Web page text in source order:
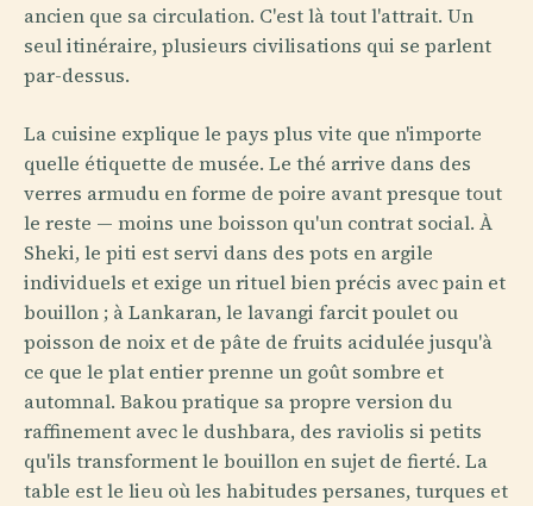
ancien que sa circulation. C'est là tout l'attrait. Un
seul itinéraire, plusieurs civilisations qui se parlent
par-dessus.
La cuisine explique le pays plus vite que n'importe
quelle étiquette de musée. Le thé arrive dans des
verres armudu en forme de poire avant presque tout
le reste — moins une boisson qu'un contrat social. À
Sheki, le piti est servi dans des pots en argile
individuels et exige un rituel bien précis avec pain et
bouillon ; à Lankaran, le lavangi farcit poulet ou
poisson de noix et de pâte de fruits acidulée jusqu'à
ce que le plat entier prenne un goût sombre et
automnal. Bakou pratique sa propre version du
raffinement avec le dushbara, des raviolis si petits
qu'ils transforment le bouillon en sujet de fierté. La
table est le lieu où les habitudes persanes, turques et